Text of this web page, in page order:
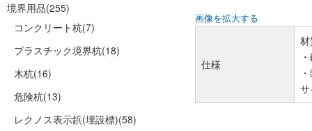
境界用品(255)
コンクリート杭(7)
プラスチック境界杭(18)
木杭(16)
危険杭(13)
レクノス表示鋲(埋設標)(58)
画像を拡大する
仕様